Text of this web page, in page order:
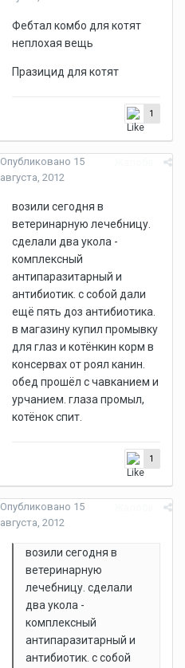
Фебтал комбо для котят
неплохая вещь
Празицид для котят
1
Опубликовано 15
августа, 2012
возили сегодня в
ветеринарную лечебницу.
сделали два укола -
комплексный
антипаразитарный и
антибиотик. с собой дали
ещё пять доз антибиотика.
в магазину купил промывку
для глаз и котёнкин корм в
консервах от роял канин.
обед прошёл с чавканием и
урчанием. глаза промыл,
котёнок спит.
1
Опубликовано 15
августа, 2012
возили сегодня в
ветеринарную
лечебницу. сделали
два укола -
комплексный
антипаразитарный и
антибиотик. с собой